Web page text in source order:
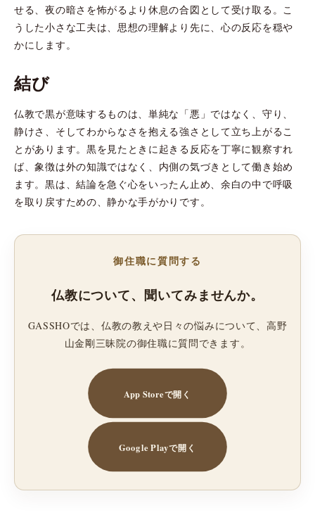
せる、夜の暗さを怖がるより休息の合図として受け取る。こ
うした小さな工夫は、思想の理解より先に、心の反応を穏や
かにします。
結び
仏教で黒が意味するものは、単純な「悪」ではなく、守り、
静けさ、そしてわからなさを抱える強さとして立ち上がるこ
とがあります。黒を見たときに起きる反応を丁寧に観察すれ
ば、象徴は外の知識ではなく、内側の気づきとして働き始め
ます。黒は、結論を急ぐ心をいったん止め、余白の中で呼吸
を取り戻すための、静かな手がかりです。
御住職に質問する
仏教について、聞いてみませんか。
GASSHOでは、仏教の教えや日々の悩みについて、高野
山金剛三昧院の御住職に質問できます。
App Storeで開く
Google Playで開く